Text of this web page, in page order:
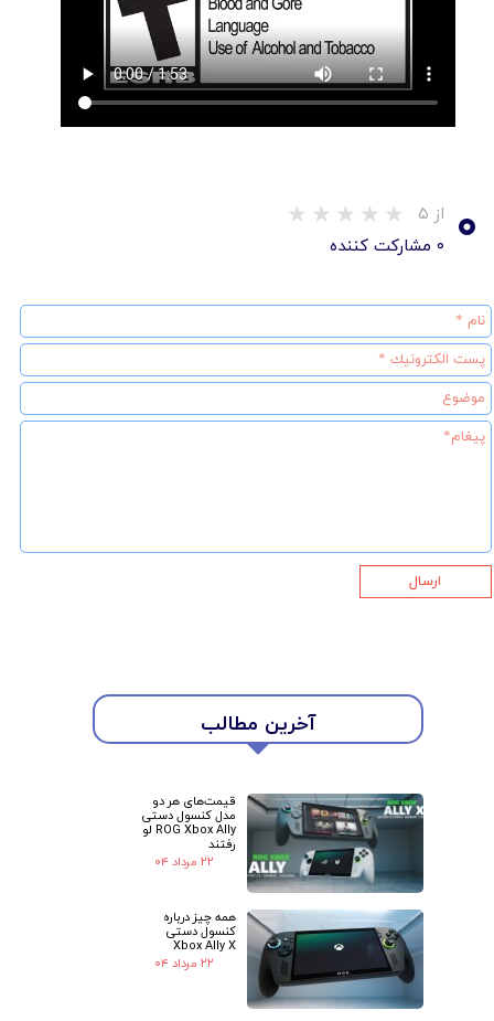
۰ از ۵
★
۰ مشارکت کننده
آخرین مطالب
قیمت‌های هر دو
مدل کنسول دستی
ROG Xbox Ally لو
رفتند
۲۲ مرداد ۰۴
همه چیز درباره
کنسول دستی
Xbox Ally X
۲۲ مرداد ۰۴
ارسال